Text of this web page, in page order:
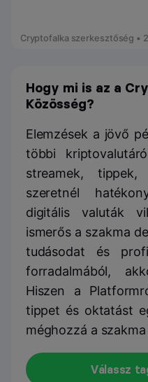
Cryptofalka szerkesztőség •
Hogy mi is az a
Közösség?
Elemzések a jövő
többi
streamek,
szeretnél
digitális valuták
ismerős a szakma
tudásodat és
forradalmából,
Hiszen a
tippet és oktatást
méghozzá a
Válassz